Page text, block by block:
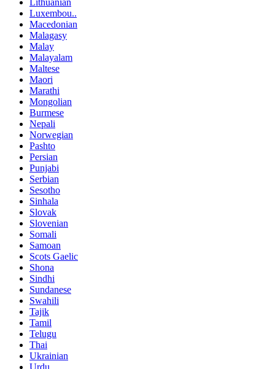
Lithuanian
Luxembou..
Macedonian
Malagasy
Malay
Malayalam
Maltese
Maori
Marathi
Mongolian
Burmese
Nepali
Norwegian
Pashto
Persian
Punjabi
Serbian
Sesotho
Sinhala
Slovak
Slovenian
Somali
Samoan
Scots Gaelic
Shona
Sindhi
Sundanese
Swahili
Tajik
Tamil
Telugu
Thai
Ukrainian